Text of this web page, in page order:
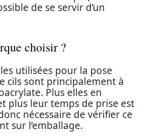
de se servir d’un
choisir ?
utilisées pour la pose
cils sont principalement à
Plus elles en
plus leur temps de prise est
nécessaire de vérifier ce
sur l’emballage.